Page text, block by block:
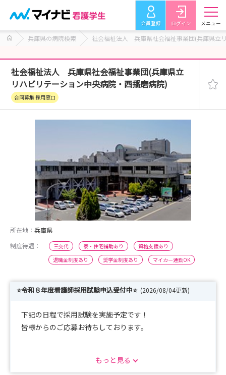
会員登録 ログイン メニュー
兵庫県の病院検索 社会福祉法人 兵庫県社会福祉事業団(兵庫県立
社会福祉法人 兵庫県社会福祉事業団(兵庫県立
リハビリテーション中央病院・西播磨病院)
合同募集 採用窓口
所在地： 兵庫県
制度待遇：
三交代 寮・住宅補助あり
資格支援あり
退職金制度あり
奨学金制度あり マイカー通勤OK
⭐令和８年度看護師採用試験申込受付中⭐ (2026/08/04更新)
下記の日程で採用試験を実施予定です！
皆様からのご応募お待ちしております。
■令和8年8月18日（火） 応募期限：令和8年8月6日
もっと見る